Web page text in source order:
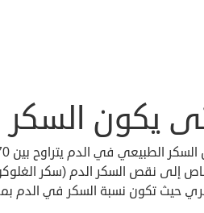
يكون
إلى نقص السكر الدم (سكر
حيث تكون نسبة السكر في الدم بمعدل 70 ملغ/دل